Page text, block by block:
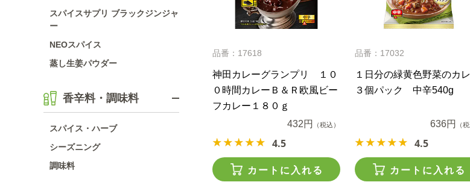
スパイスサプリ ブラックジンジャ
ー
NEOスパイス
蒸し生姜パウダー
香辛料・調味料
スパイス・ハーブ
シーズニング
調味料
品番：17618
神田カレーグランプリ １０
０時間カレーＢ＆Ｒ欧風ビー
フカレー１８０ｇ
432円
（税込）
4.5
カートに入れる
品番：17032
１日分の緑黄色野菜のカ
３個パック 中辛540g
636円 （
4.5
カートに入れる